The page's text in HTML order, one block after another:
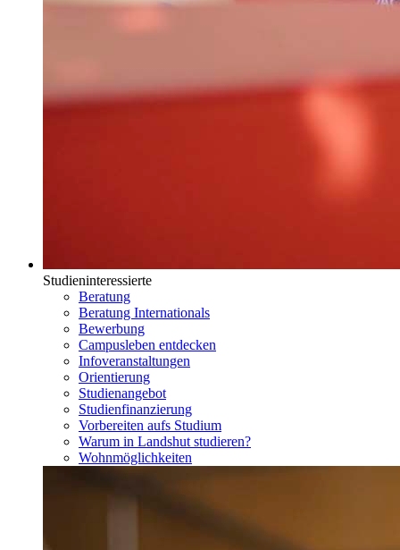
Studieninteressierte
Beratung
Beratung Internationals
Bewerbung
Campusleben entdecken
Infoveranstaltungen
Orientierung
Studienangebot
Studienfinanzierung
Vorbereiten aufs Studium
Warum in Landshut studieren?
Wohnmöglichkeiten